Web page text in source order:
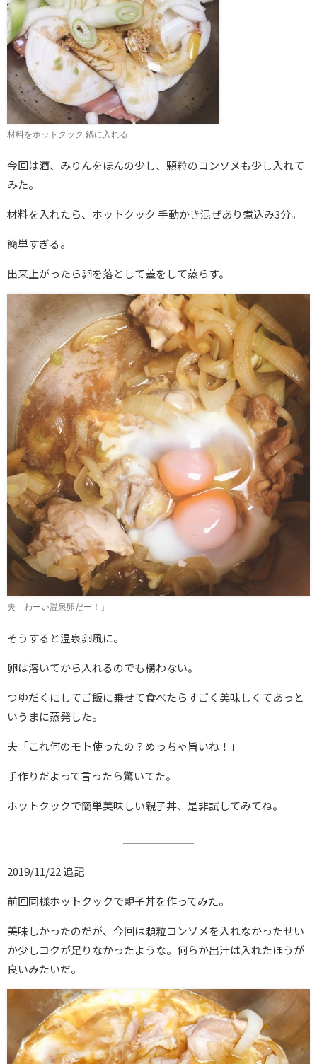
材料をホットクック 鍋に入れる
今回は酒、みりんをほんの少し、顆粒のコンソメも少し入れて
みた。
材料を入れたら、ホットクック 手動かき混ぜあり煮込み3分。
簡単すぎる。
出来上がったら卵を落として蓋をして蒸らす。
夫「わーい温泉卵だー！」
そうすると温泉卵風に。
卵は溶いてから入れるのでも構わない。
つゆだくにしてご飯に乗せて食べたらすごく美味しくてあっと
いうまに蒸発した。
夫「これ何のモト使ったの？めっちゃ旨いね！」
手作りだよって言ったら驚いてた。
ホットクックで簡単美味しい親子丼、是非試してみてね。
2019/11/22 追記
前回同様ホットクックで親子丼を作ってみた。
美味しかったのだが、今回は顆粒コンソメを入れなかったせい
か少しコクが足りなかったような。何らか出汁は入れたほうが
良いみたいだ。